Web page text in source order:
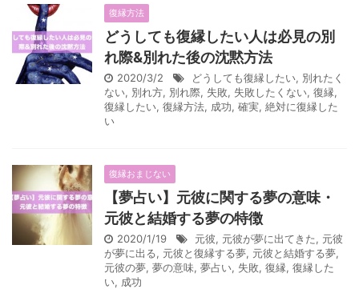
復縁方法
どうしても復縁したい人は必見の別
れ際&別れた後の沈黙方法
2020/3/2 どうしても復縁したい, 別れたく
ない, 別れ方, 別れ際, 失敗, 失敗したくない, 復縁,
復縁したい, 復縁方法, 成功, 確実, 絶対に復縁した
い
復縁おまじない
【夢占い】元彼に関する夢の意味・
元彼と結婚する夢の特徴
2020/1/19 元彼, 元彼が夢に出てきた, 元彼
が夢に出る, 元彼と復縁する夢, 元彼と結婚する夢,
元彼の夢, 夢の意味, 夢占い, 失敗, 復縁, 復縁した
い, 成功